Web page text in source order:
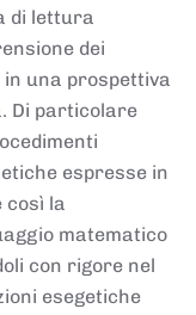
di lettura
dei
una prospettiva
Di particolare
espresse in
così la
matematico
con rigore nel
esegetiche